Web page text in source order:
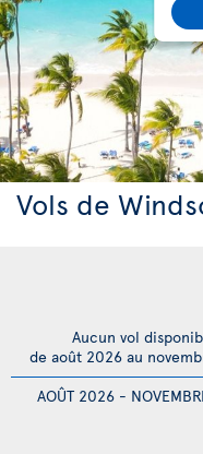
Vols de
AOÛT 2026 -
Aucun vol
de août 2026 au